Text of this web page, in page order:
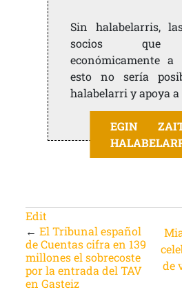
Sin halabelarris,
socios que
económicamente a
esto no sería
halabelarri y apoya a
EGIN
Edit
← El Tribunal español
de Cuentas cifra en 139
millones el sobrecoste
por la entrada del TAV
en Gasteiz
de